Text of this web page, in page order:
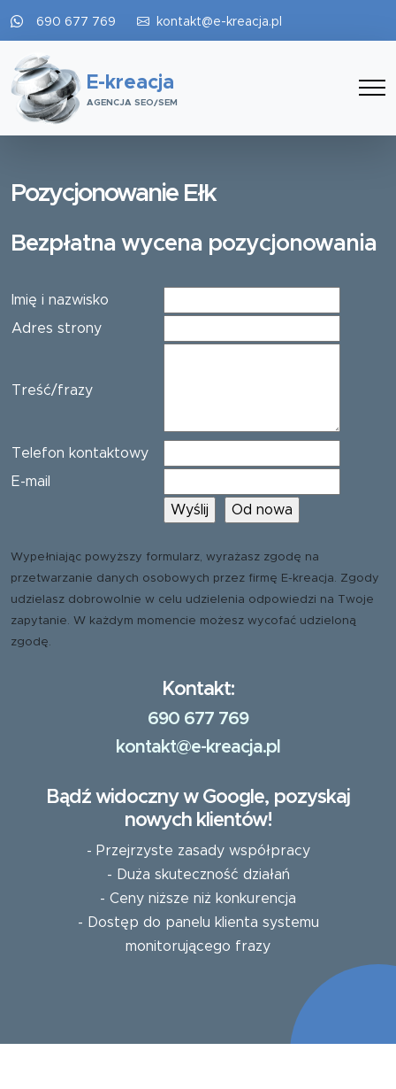
690 677 769 kontakt@e-kreacja.pl
E-kreacja
AGENCJA SEO/SEM
Pozycjonowanie Ełk
Bezpłatna wycena pozycjonowania
Imię i nazwisko
Adres strony
Treść/frazy
Telefon kontaktowy
E-mail
Wypełniając powyższy formularz, wyrażasz zgodę na
przetwarzanie danych osobowych przez firmę E-kreacja. Zgody
udzielasz dobrowolnie w celu udzielenia odpowiedzi na Twoje
zapytanie. W każdym momencie możesz wycofać udzieloną
zgodę.
Kontakt:
690 677 769
kontakt@e-kreacja.pl
Bądź widoczny w Google, pozyskaj
nowych klientów!
- Przejrzyste zasady współpracy
- Duża skuteczność działań
- Ceny niższe niż konkurencja
- Dostęp do panelu klienta systemu
monitorującego frazy